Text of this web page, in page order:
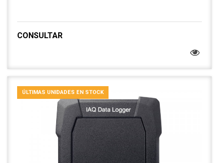
CONSULTAR
ÚLTIMAS UNIDADES EN STOCK